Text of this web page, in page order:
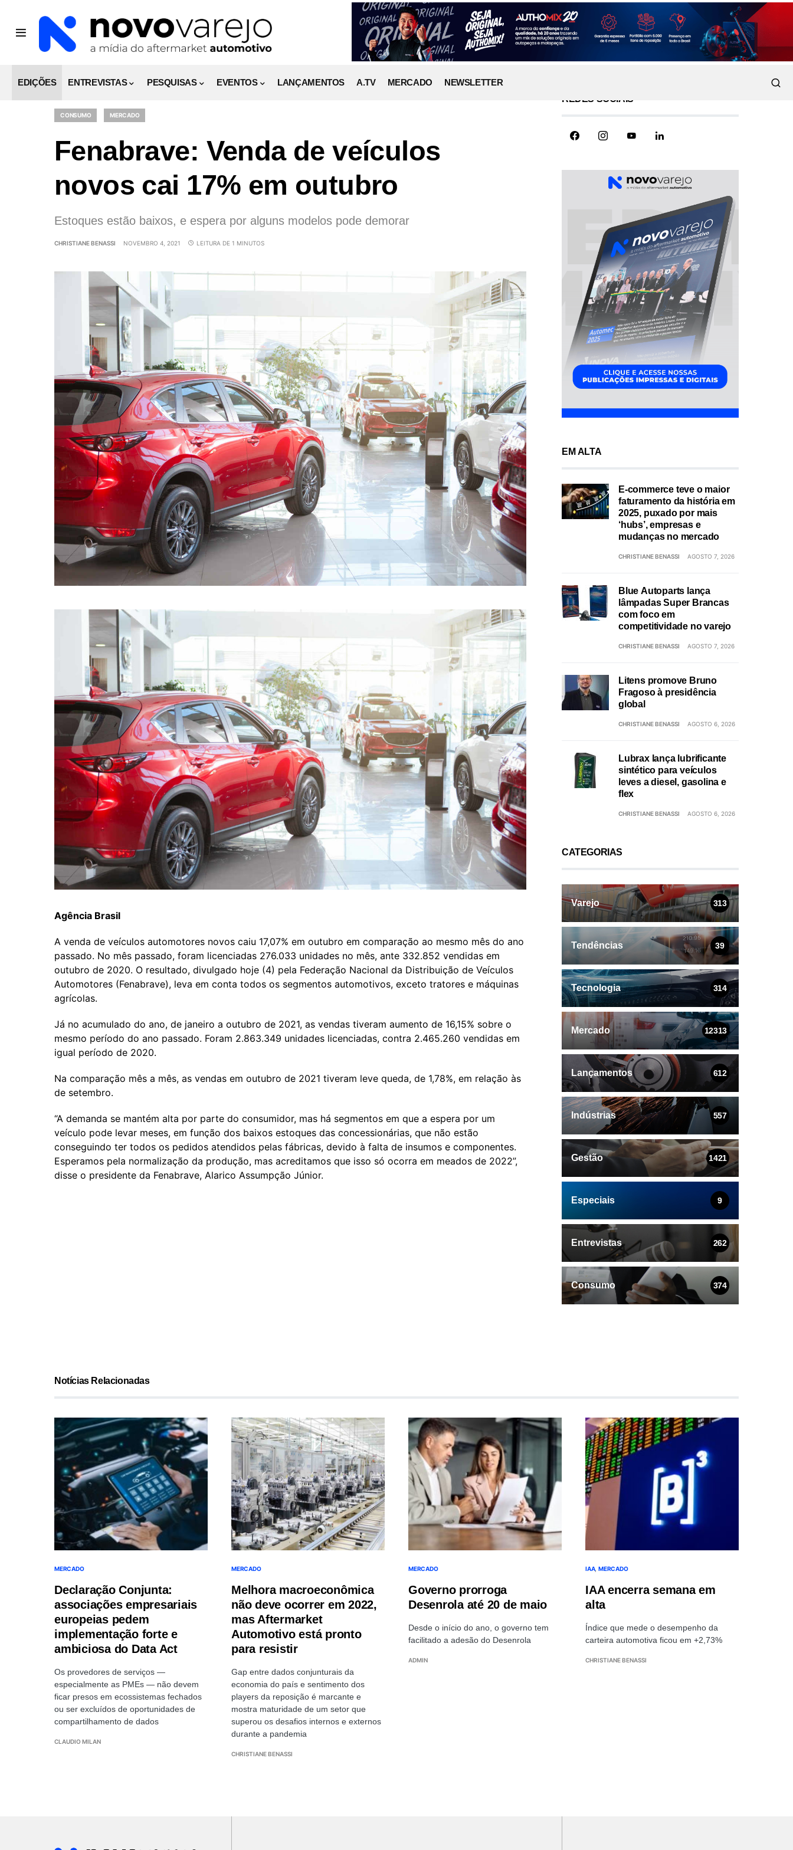
EDIÇÕES ENTREVISTAS PESQUISAS EVENTOS LANÇAMENTOS A.TV MERCADO NEWSLETTER
CONSUMO MERCADO
Fenabrave: Venda de veículos
novos cai 17% em outubro
Estoques estão baixos, e espera por alguns modelos pode demorar
CHRISTIANE BENASSI NOVEMBRO 4, 2021 LEITURA DE 1 MINUTOS
Agência Brasil
A venda de veículos automotores novos caiu 17,07% em outubro em comparação ao mesmo mês do ano
passado. No mês passado, foram licenciadas 276.033 unidades no mês, ante 332.852 vendidas em
outubro de 2020. O resultado, divulgado hoje (4) pela Federação Nacional da Distribuição de Veículos
Automotores (Fenabrave), leva em conta todos os segmentos automotivos, exceto tratores e máquinas
agrícolas.
Já no acumulado do ano, de janeiro a outubro de 2021, as vendas tiveram aumento de 16,15% sobre o
mesmo período do ano passado. Foram 2.863.349 unidades licenciadas, contra 2.465.260 vendidas em
igual período de 2020.
Na comparação mês a mês, as vendas em outubro de 2021 tiveram leve queda, de 1,78%, em relação às
de setembro.
“A demanda se mantém alta por parte do consumidor, mas há segmentos em que a espera por um
veículo pode levar meses, em função dos baixos estoques das concessionárias, que não estão
conseguindo ter todos os pedidos atendidos pelas fábricas, devido à falta de insumos e componentes.
Esperamos pela normalização da produção, mas acreditamos que isso só ocorra em meados de 2022”,
disse o presidente da Fenabrave, Alarico Assumpção Júnior.
REDES SOCIAIS
EM ALTA
E-commerce teve o maior
faturamento da história em
2025, puxado por mais
‘hubs’, empresas e
mudanças no mercado
CHRISTIANE BENASSI AGOSTO 7, 2026
Blue Autoparts lança
lâmpadas Super Brancas
com foco em
competitividade no varejo
CHRISTIANE BENASSI AGOSTO 7, 2026
Litens promove Bruno
Fragoso à presidência
global
CHRISTIANE BENASSI AGOSTO 6, 2026
Lubrax lança lubrificante
sintético para veículos
leves a diesel, gasolina e
flex
CHRISTIANE BENASSI AGOSTO 6, 2026
CATEGORIAS
Varejo 313
Tendências 39
Tecnologia 314
Mercado 12313
Lançamentos 612
Indústrias 557
Gestão 1421
Especiais 9
Entrevistas 262
Consumo 374
Notícias Relacionadas
MERCADO
Declaração Conjunta:
associações empresariais
europeias pedem
implementação forte e
ambiciosa do Data Act
Os provedores de serviços —
especialmente as PMEs — não devem
ficar presos em ecossistemas fechados
ou ser excluídos de oportunidades de
compartilhamento de dados
CLAUDIO MILAN
MERCADO
Melhora macroeconômica
não deve ocorrer em 2022,
mas Aftermarket
Automotivo está pronto
para resistir
Gap entre dados conjunturais da
economia do país e sentimento dos
players da reposição é marcante e
mostra maturidade de um setor que
superou os desafios internos e externos
durante a pandemia
CHRISTIANE BENASSI
MERCADO
Governo prorroga
Desenrola até 20 de maio
Desde o início do ano, o governo tem
facilitado a adesão do Desenrola
ADMIN
IAA MERCADO
IAA encerra semana em
alta
Índice que mede o desempenho da
carteira automotiva ficou em +2,73%
CHRISTIANE BENASSI